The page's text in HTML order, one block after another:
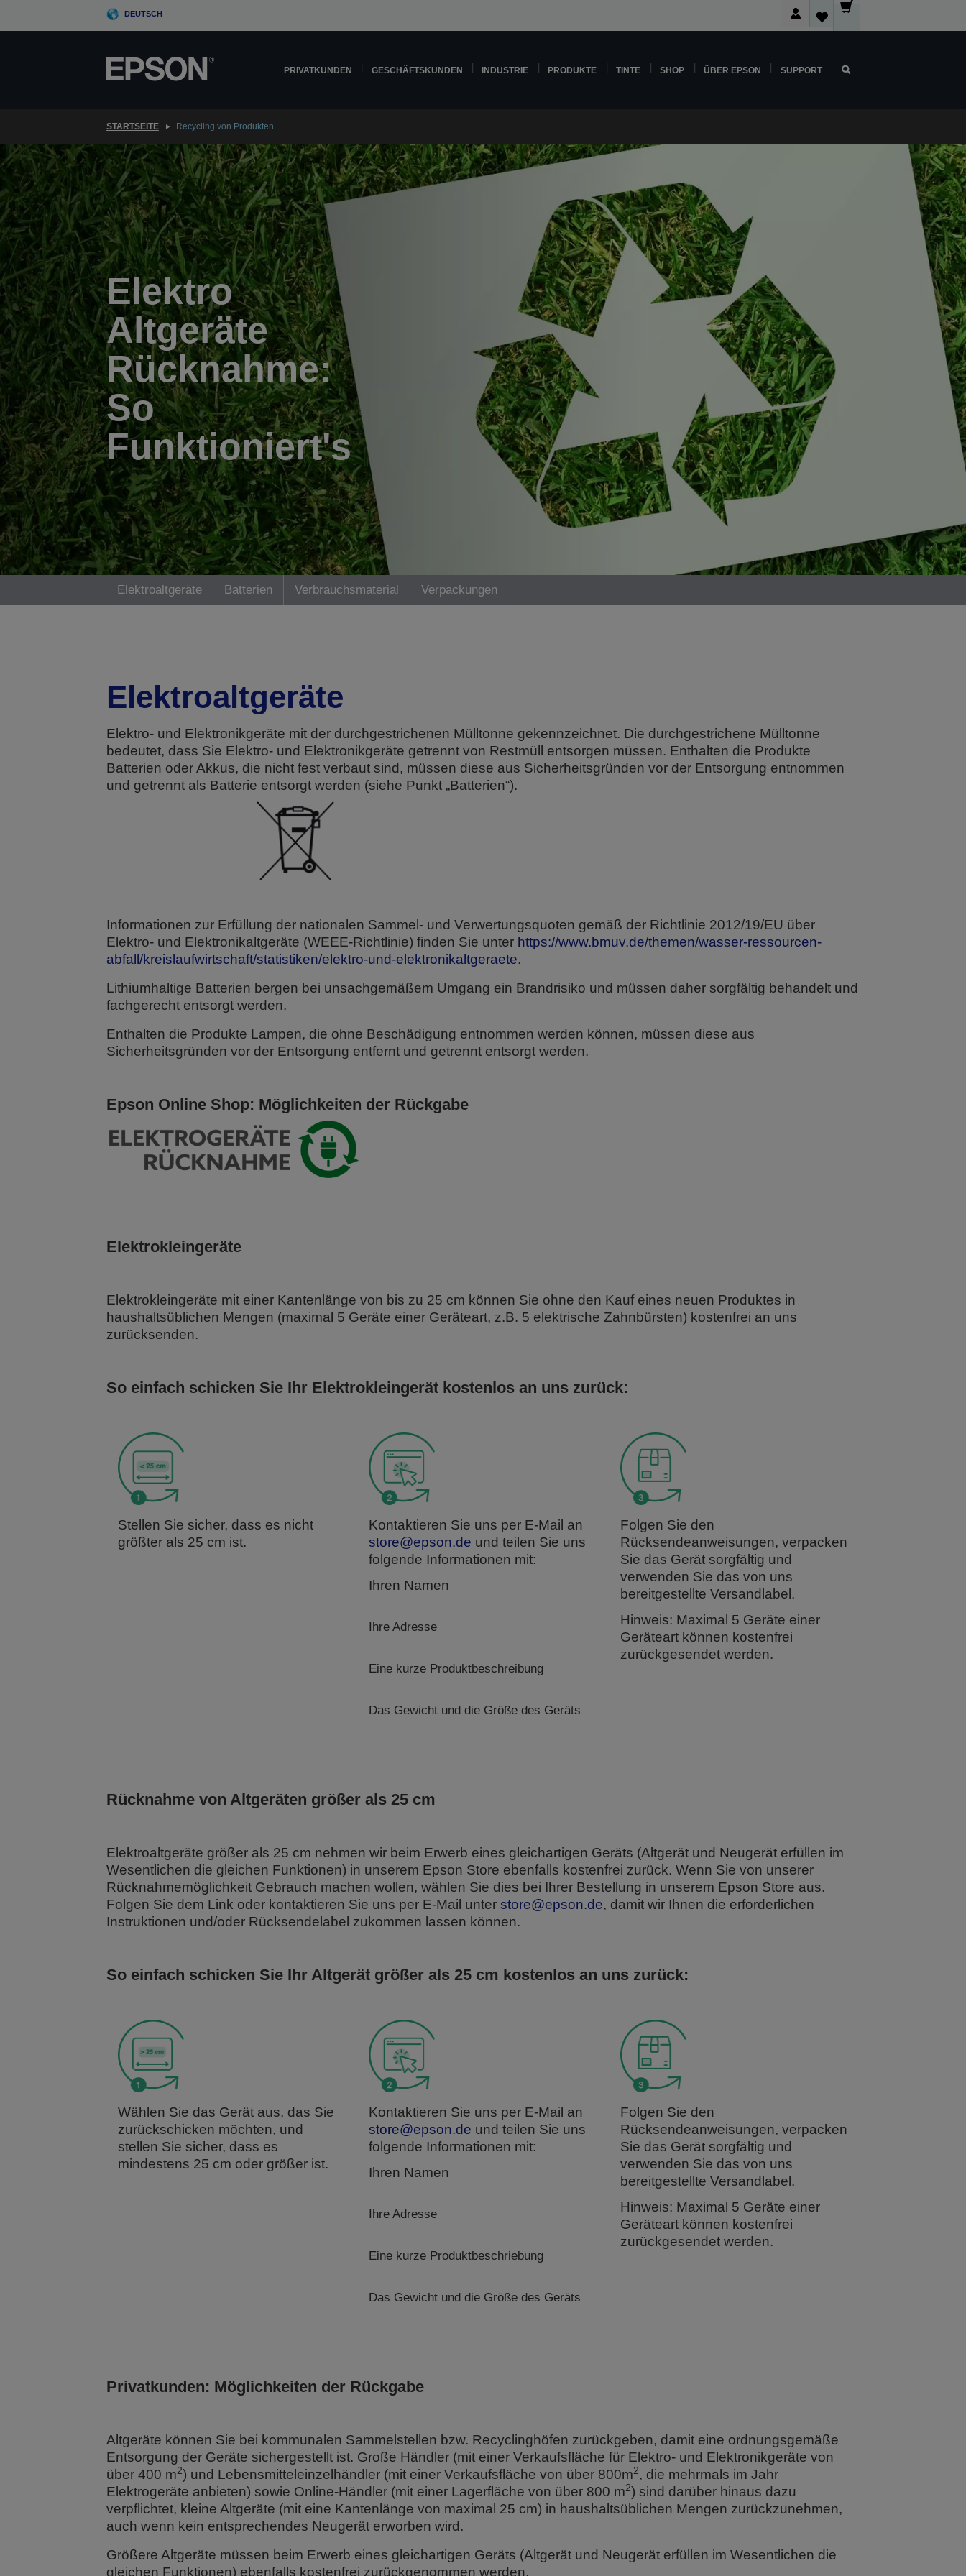
DEUTSCH
PRIVATKUNDEN GESCHÄFTSKUNDEN INDUSTRIE PRODUKTE TINTE SHOP ÜBER EPSON SUPPORT
STARTSEITE Recycling von Produkten
Elektro
Altgeräte
Rücknahme:
So
Funktioniert's
Elektroaltgeräte Batterien Verbrauchsmaterial Verpackungen
Elektroaltgeräte
Elektro- und Elektronikgeräte mit der durchgestrichenen Mülltonne gekennzeichnet. Die durchgestrichene Mülltonne
bedeutet, dass Sie Elektro- und Elektronikgeräte getrennt von Restmüll entsorgen müssen. Enthalten die Produkte
Batterien oder Akkus, die nicht fest verbaut sind, müssen diese aus Sicherheitsgründen vor der Entsorgung entnommen
und getrennt als Batterie entsorgt werden (siehe Punkt „Batterien“).
Informationen zur Erfüllung der nationalen Sammel- und Verwertungsquoten gemäß der Richtlinie 2012/19/EU über
Elektro- und Elektronikaltgeräte (WEEE-Richtlinie) finden Sie unter https://www.bmuv.de/themen/wasser-ressourcen-
abfall/kreislaufwirtschaft/statistiken/elektro-und-elektronikaltgeraete.
Lithiumhaltige Batterien bergen bei unsachgemäßem Umgang ein Brandrisiko und müssen daher sorgfältig behandelt und
fachgerecht entsorgt werden.
Enthalten die Produkte Lampen, die ohne Beschädigung entnommen werden können, müssen diese aus
Sicherheitsgründen vor der Entsorgung entfernt und getrennt entsorgt werden.
Epson Online Shop: Möglichkeiten der Rückgabe
Elektrokleingeräte
Elektrokleingeräte mit einer Kantenlänge von bis zu 25 cm können Sie ohne den Kauf eines neuen Produktes in
haushaltsüblichen Mengen (maximal 5 Geräte einer Geräteart, z.B. 5 elektrische Zahnbürsten) kostenfrei an uns
zurücksenden.
So einfach schicken Sie Ihr Elektrokleingerät kostenlos an uns zurück:
Stellen Sie sicher, dass es nicht
größter als 25 cm ist.
Kontaktieren Sie uns per E-Mail an
store@epson.de und teilen Sie uns
folgende Informationen mit:
Ihren Namen
Ihre Adresse
Eine kurze Produktbeschreibung
Das Gewicht und die Größe des Geräts
Folgen Sie den
Rücksendeanweisungen, verpacken
Sie das Gerät sorgfältig und
verwenden Sie das von uns
bereitgestellte Versandlabel.
Hinweis: Maximal 5 Geräte einer
Geräteart können kostenfrei
zurückgesendet werden.
Rücknahme von Altgeräten größer als 25 cm
Elektroaltgeräte größer als 25 cm nehmen wir beim Erwerb eines gleichartigen Geräts (Altgerät und Neugerät erfüllen im
Wesentlichen die gleichen Funktionen) in unserem Epson Store ebenfalls kostenfrei zurück. Wenn Sie von unserer
Rücknahmemöglichkeit Gebrauch machen wollen, wählen Sie dies bei Ihrer Bestellung in unserem Epson Store aus.
Folgen Sie dem Link oder kontaktieren Sie uns per E-Mail unter store@epson.de, damit wir Ihnen die erforderlichen
Instruktionen und/oder Rücksendelabel zukommen lassen können.
So einfach schicken Sie Ihr Altgerät größer als 25 cm kostenlos an uns zurück:
Wählen Sie das Gerät aus, das Sie
zurückschicken möchten, und
stellen Sie sicher, dass es
mindestens 25 cm oder größer ist.
Kontaktieren Sie uns per E-Mail an
store@epson.de und teilen Sie uns
folgende Informationen mit:
Ihren Namen
Ihre Adresse
Eine kurze Produktbeschriebung
Das Gewicht und die Größe des Geräts
Folgen Sie den
Rücksendeanweisungen, verpacken
Sie das Gerät sorgfältig und
verwenden Sie das von uns
bereitgestellte Versandlabel.
Hinweis: Maximal 5 Geräte einer
Geräteart können kostenfrei
zurückgesendet werden.
Privatkunden: Möglichkeiten der Rückgabe
Altgeräte können Sie bei kommunalen Sammelstellen bzw. Recyclinghöfen zurückgeben, damit eine ordnungsgemäße
Entsorgung der Geräte sichergestellt ist. Große Händler (mit einer Verkaufsfläche für Elektro- und Elektronikgeräte von
über 400 m2) und Lebensmitteleinzelhändler (mit einer Verkaufsfläche von über 800m2, die mehrmals im Jahr
Elektrogeräte anbieten) sowie Online-Händler (mit einer Lagerfläche von über 800 m2) sind darüber hinaus dazu
verpflichtet, kleine Altgeräte (mit eine Kantenlänge von maximal 25 cm) in haushaltsüblichen Mengen zurückzunehmen,
auch wenn kein entsprechendes Neugerät erworben wird.
Größere Altgeräte müssen beim Erwerb eines gleichartigen Geräts (Altgerät und Neugerät erfüllen im Wesentlichen die
gleichen Funktionen) ebenfalls kostenfrei zurückgenommen werden.